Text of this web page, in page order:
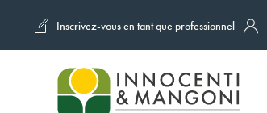
Skip to main content
Inscrivez-vous en tant que professionnel